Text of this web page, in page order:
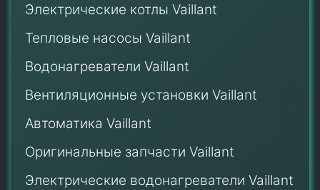
Электрические котлы Vaillant
Тепловые насосы Vaillant
Водонагреватели Vaillant
Вентиляционные установки Vaillant
Автоматика Vaillant
Оригинальные запчасти Vaillant
Электрические водонагреватели Vaillant